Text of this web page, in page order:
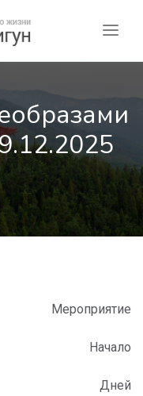
Мероприятие
Начало
Дней